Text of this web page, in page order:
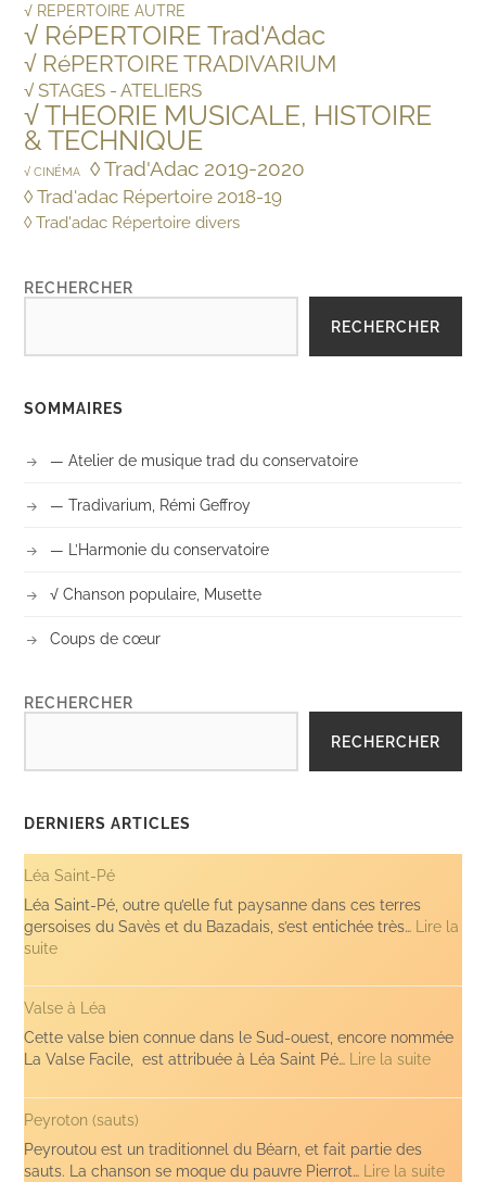
√ REPERTOIRE AUTRE
√ RéPERTOIRE Trad'Adac
√ RéPERTOIRE TRADIVARIUM
√ STAGES - ATELIERS
√ THEORIE MUSICALE, HISTOIRE
& TECHNIQUE
√ CINÉMA ◊ Trad'Adac 2019-2020
◊ Trad'adac Répertoire 2018-19
◊ Trad'adac Répertoire divers
RECHERCHER
RECHERCHER
SOMMAIRES
— Atelier de musique trad du conservatoire
— Tradivarium, Rémi Geffroy
— L’Harmonie du conservatoire
√ Chanson populaire, Musette
Coups de cœur
RECHERCHER
RECHERCHER
DERNIERS ARTICLES
Léa Saint-Pé
Léa Saint-Pé, outre qu’elle fut paysanne dans ces terres
gersoises du Savès et du Bazadais, s’est entichée très… Lire la
suite:
Saint-
Pé
Valse à Léa
Cette valse bien connue dans le Sud-ouest, encore nommée
La Valse Facile, est attribuée à Léa Saint Pé… Lire la suite:
à
Peyroton (sauts)
Peyroutou est un traditionnel du Béarn, et fait partie des
sauts. La chanson se moque du pauvre Pierrot… Lire la suite: